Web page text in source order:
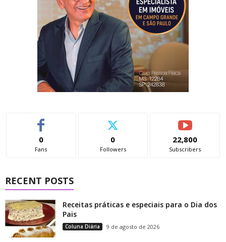
0
Fans
0
Followers
22,800
Subscribers
RECENT POSTS
Receitas práticas e especiais para o Dia dos
Pais
Coluna Diária 9 de agosto de 2026